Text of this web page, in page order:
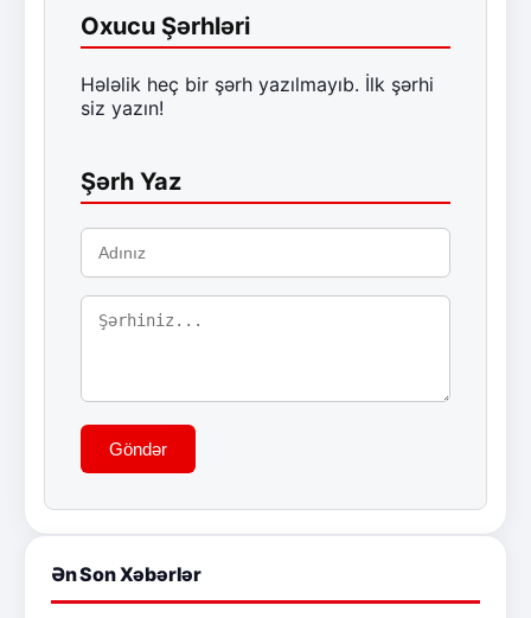
Oxucu Şərhləri
Hələlik heç bir şərh yazılmayıb. İlk şərhi
siz yazın!
Şərh Yaz
Göndər
Ən Son Xəbərlər